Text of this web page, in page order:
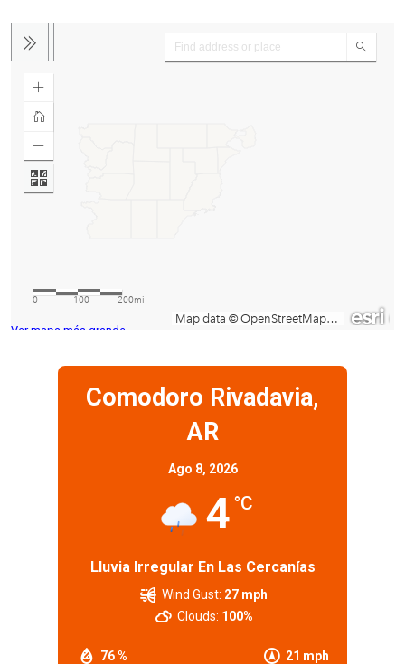
Ver mapa más grande
Comodoro Rivadavia,
AR
Ago 8, 2026
4 °C
Lluvia Irregular En Las Cercanías
76 % 21 mph
Wind Gust: 27 mph
Clouds: 100%